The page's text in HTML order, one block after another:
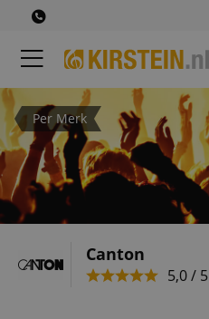
Per Merk
Canton
5,0 / 5